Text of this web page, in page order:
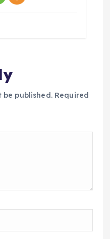
be published. Required